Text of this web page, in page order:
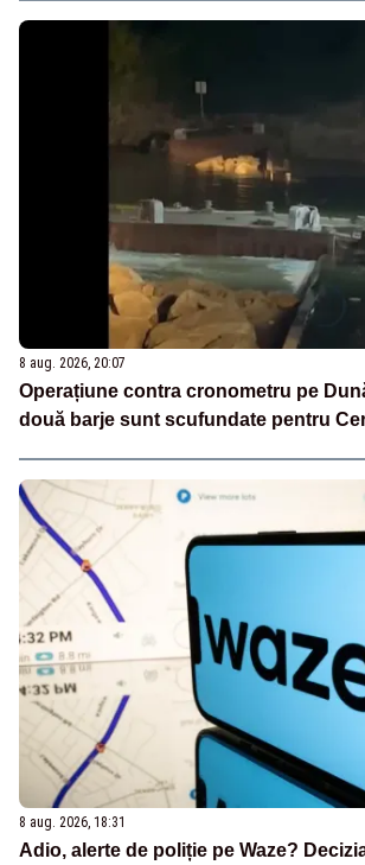
8 aug. 2026, 20:07
Operațiune contra cronometru pe
două barje sunt scufundate pentru
8 aug. 2026, 18:31
Adio, alerte de poliție pe Waze?